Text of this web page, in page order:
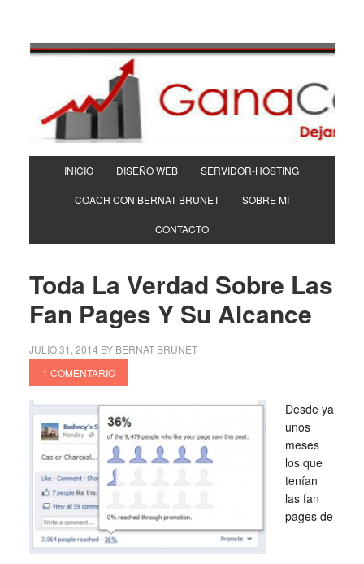
INICIO DISEÑO WEB SERVIDOR-HOSTING
COACH CON BERNAT BRUNET SOBRE MI
CONTACTO
Toda La Verdad Sobre Las
Fan Pages Y Su Alcance
JULIO 31, 2014 BY BERNAT BRUNET
1 COMENTARIO
Desde ya
unos
meses
los que
tenían
las fan
pages de